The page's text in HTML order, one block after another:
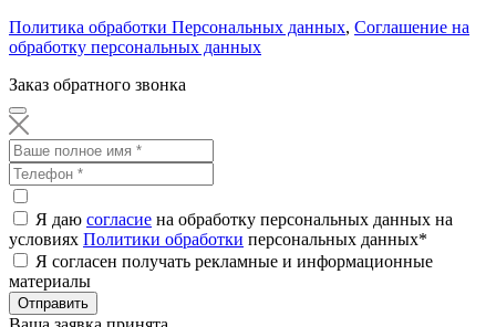
Политика обработки Персональных данных, Соглашение на
обработку персональных данных
Заказ обратного звонка
Я даю согласие на обработку персональных данных на
условиях Политики обработки персональных данных*
Я согласен получать рекламные и информационные
материалы
Отправить